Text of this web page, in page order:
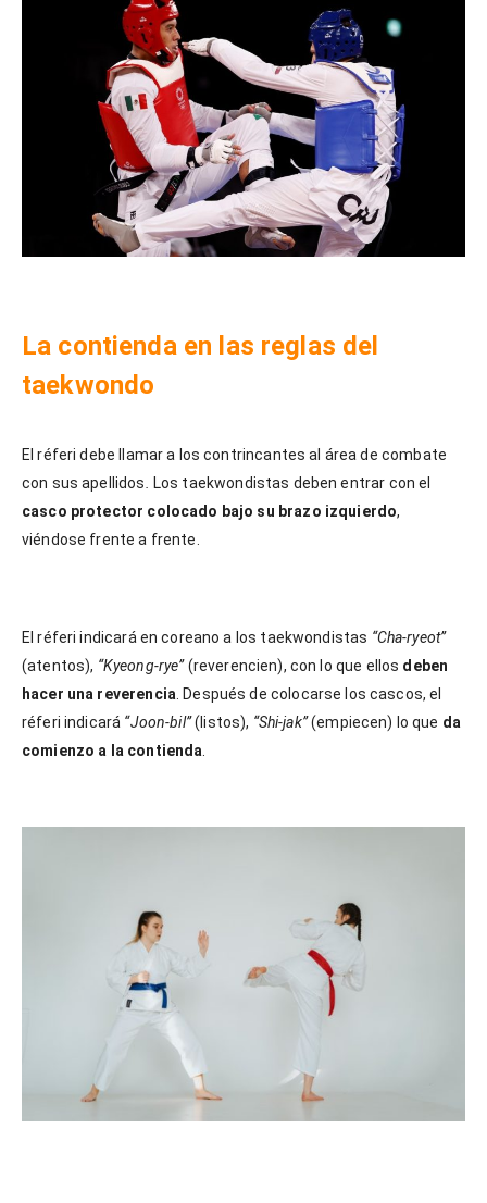
La contienda en las reglas del
taekwondo
El réferi debe llamar a los contrincantes al área de combate
con sus apellidos
Los taekwondistas deben entrar con el
casco protector colocado bajo su brazo izquierdo,
viéndose frente a frente.
El réferi indicará en coreano a los taekwondistas “Cha-ryeot”
(atentos), “Kyeong-rye”(reverencien), con lo que ellos deben
hacer una reverencia . Después de colocarse los cascos, el
réferi indicará “Joon-bil”(listos), “Shi-jak”(empiecen) lo que da
comienzo a la contienda